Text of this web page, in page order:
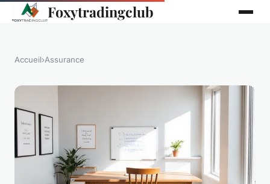
Foxytradingclub
Accueil›Assurance